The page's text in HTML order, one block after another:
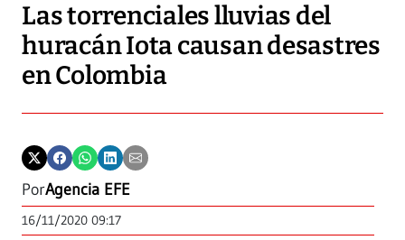
Las torrenciales lluvias del
huracán Iota causan desastres
en Colombia
PorAgencia EFE
16/11/2020 09:17